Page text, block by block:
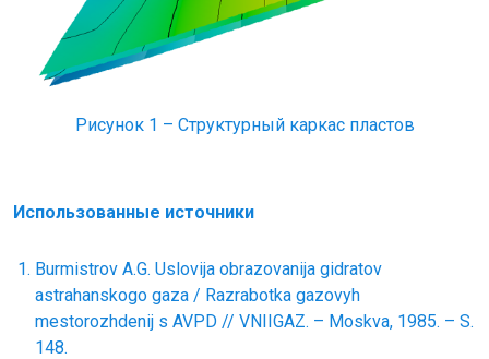
Рисунок 1 – Структурный каркас пластов
Использованные источники
Burmistrov A.G. Uslovija obrazovanija gidratov
astrahanskogo gaza / Razrabotka gazovyh
mestorozhdenij s AVPD // VNIIGAZ. – Moskva, 1985. – S.
148.